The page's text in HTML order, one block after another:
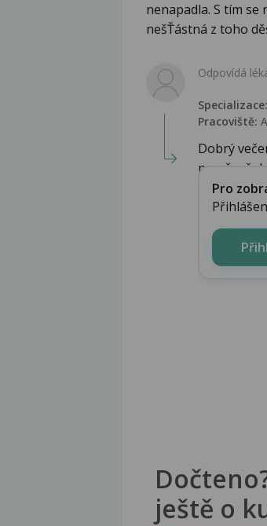
nenapadla. S tím se
nešŤástná z toho
Odpovídá
Specializace:
Pracoviště:
Dobrý
poměrně
Pro
ještě o